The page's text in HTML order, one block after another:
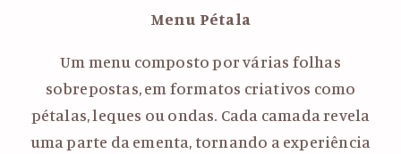
Menu Pétala
Um menu composto por várias folhas
sobrepostas, em formatos criativos como
pétalas, leques ou ondas. Cada camada revela
uma parte da ementa, tornando a experiência